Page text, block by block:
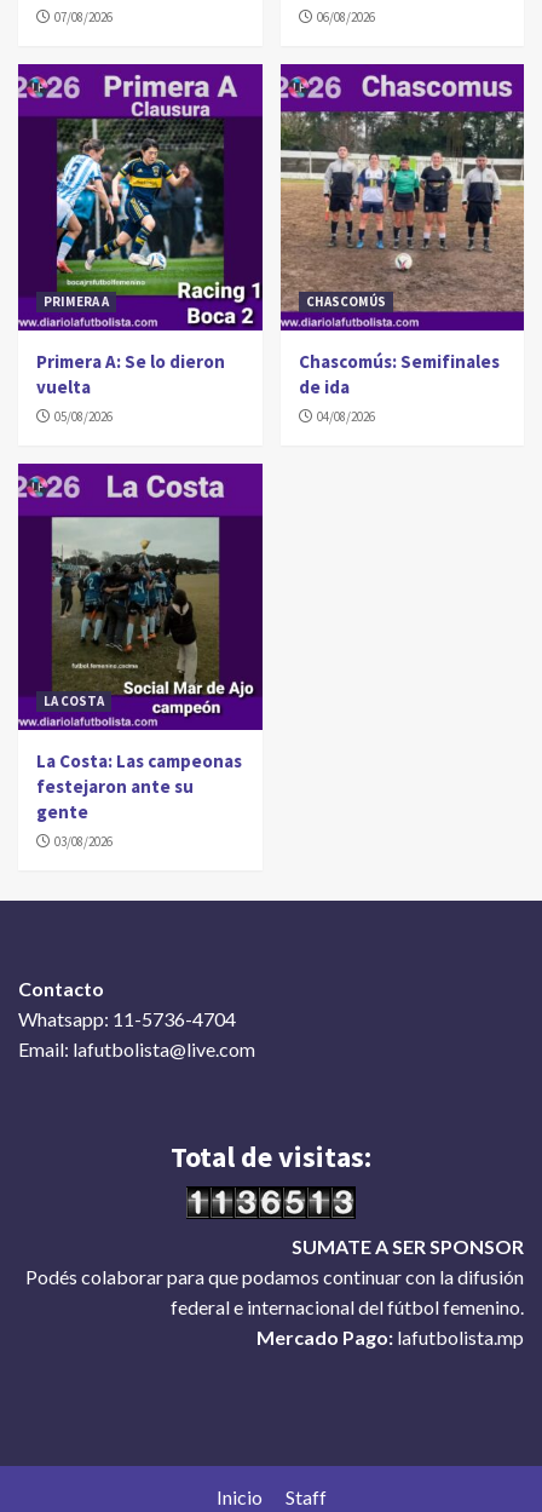
07/08/2026 06/08/2026
PRIMERA A
Primera A: Se lo dieron
vuelta
05/08/2026
CHASCOMÚS
Chascomús: Semifinales
de ida
04/08/2026
LA COSTA
La Costa: Las campeonas
festejaron ante su
gente
03/08/2026
Contacto
Whatsapp: 11-5736-4704
Email: lafutbolista@live.com
Total de visitas:
SUMATE A SER SPONSOR
Podés colaborar para que podamos continuar con la difusión
federal e internacional del fútbol femenino.
Mercado Pago: lafutbolista.mp
Inicio Staff